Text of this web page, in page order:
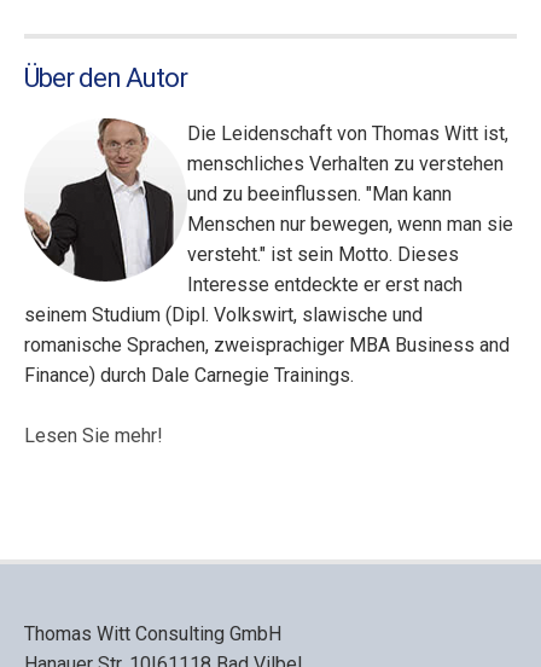
Über den Autor
Die Leidenschaft von Thomas Witt ist,
menschliches Verhalten zu verstehen
und zu beeinflussen. "Man kann
Menschen nur bewegen, wenn man sie
versteht." ist sein Motto. Dieses
Interesse entdeckte er erst nach
seinem Studium (Dipl. Volkswirt, slawische und
romanische Sprachen, zweisprachiger MBA Business and
Finance) durch Dale Carnegie Trainings.
Lesen Sie mehr!
Thomas Witt Consulting GmbH